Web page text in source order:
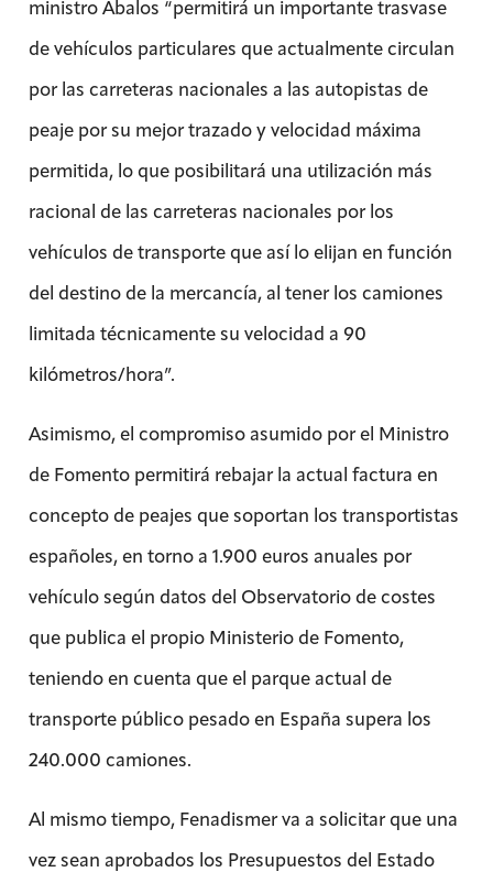
ministro Ábalos “permitirá un importante trasvase
de vehículos particulares que actualmente circulan
por las carreteras nacionales a las autopistas de
peaje por su mejor trazado y velocidad máxima
permitida, lo que posibilitará una utilización más
racional de las carreteras nacionales por los
vehículos de transporte que así lo elijan en función
del destino de la mercancía, al tener los camiones
limitada técnicamente su velocidad a 90
kilómetros/hora”.
Asimismo, el compromiso asumido por el Ministro
de Fomento permitirá rebajar la actual factura en
concepto de peajes que soportan los transportistas
españoles, en torno a 1.900 euros anuales por
vehículo según datos del Observatorio de costes
que publica el propio Ministerio de Fomento,
teniendo en cuenta que el parque actual de
transporte público pesado en España supera los
240.000 camiones.
Al mismo tiempo, Fenadismer va a solicitar que una
vez sean aprobados los Presupuestos del Estado